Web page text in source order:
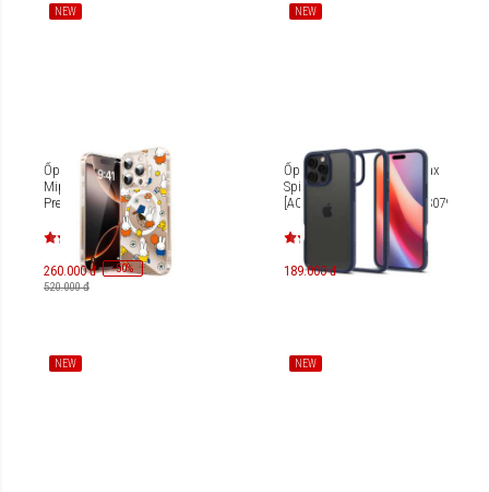
NEW
Ốp lưng iPhone 16 Pro
Mipow Collab Miffy
Premium Magsafe Sport
MGM16B-MS
260.000 đ -50%
520.000 đ
NEW
Ốp lưng iPhone 16 Pro Max
Spigen Ultra Hybrid
[ACS08385/ACS07992/ACS07994/
189.000 đ
NEW NEW